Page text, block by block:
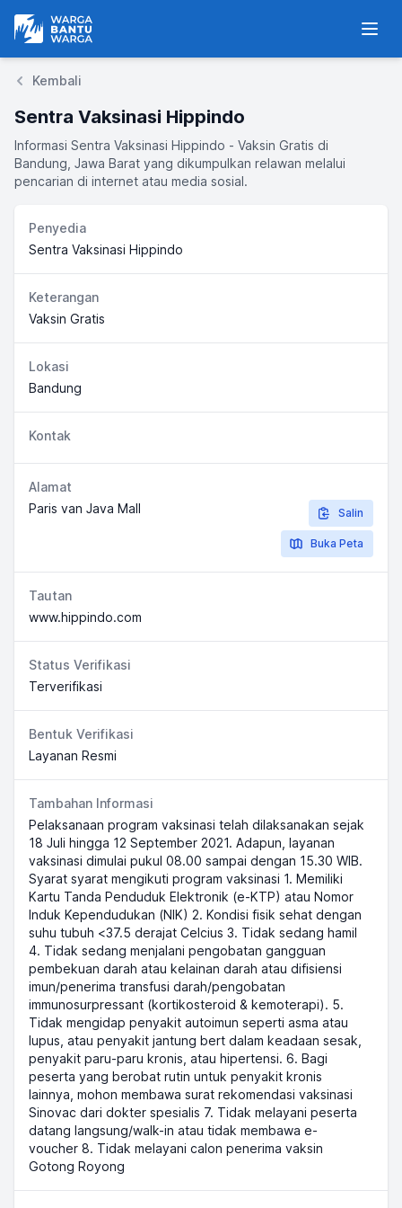
Warga Bantu Warga
Kembali
Sentra Vaksinasi Hippindo
Informasi Sentra Vaksinasi Hippindo - Vaksin Gratis di
Bandung, Jawa Barat yang dikumpulkan relawan melalui
pencarian di internet atau media sosial.
Penyedia
Sentra Vaksinasi Hippindo
Keterangan
Vaksin Gratis
Lokasi
Bandung
Kontak
Alamat
Paris van Java Mall
Salin
Buka Peta
Tautan
www.hippindo.com
Status Verifikasi
Terverifikasi
Bentuk Verifikasi
Layanan Resmi
Tambahan Informasi
Pelaksanaan program vaksinasi telah dilaksanakan sejak
18 Juli hingga 12 September 2021. Adapun, layanan
vaksinasi dimulai pukul 08.00 sampai dengan 15.30 WIB.
Syarat syarat mengikuti program vaksinasi 1. Memiliki
Kartu Tanda Penduduk Elektronik (e-KTP) atau Nomor
Induk Kependudukan (NIK) 2. Kondisi fisik sehat dengan
suhu tubuh <37.5 derajat Celcius 3. Tidak sedang hamil
4. Tidak sedang menjalani pengobatan gangguan
pembekuan darah atau kelainan darah atau difisiensi
imun/penerima transfusi darah/pengobatan
immunosurpressant (kortikosteroid & kemoterapi). 5.
Tidak mengidap penyakit autoimun seperti asma atau
lupus, atau penyakit jantung bert dalam keadaan sesak,
penyakit paru-paru kronis, atau hipertensi. 6. Bagi
peserta yang berobat rutin untuk penyakit kronis
lainnya, mohon membawa surat rekomendasi vaksinasi
Sinovac dari dokter spesialis 7. Tidak melayani peserta
datang langsung/walk-in atau tidak membawa e-
voucher 8. Tidak melayani calon penerima vaksin
Gotong Royong